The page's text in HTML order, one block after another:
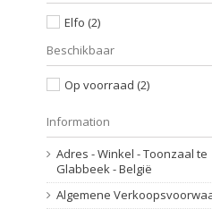
Elfo (2)
Beschikbaar
Op voorraad (2)
Information
Adres - Winkel - Toonzaal te
Glabbeek - België
Algemene